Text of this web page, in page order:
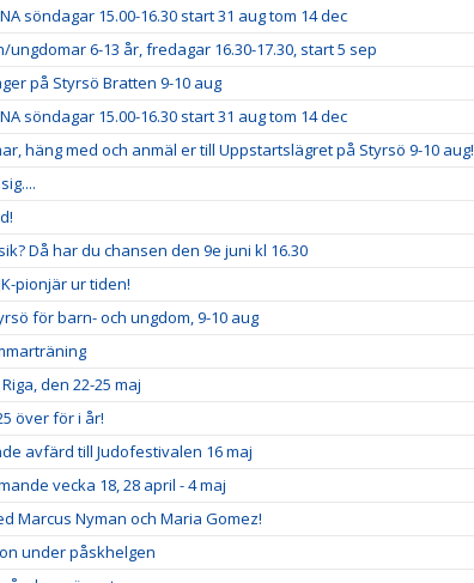
söndagar 15.00-16.30 start 31 aug tom 14 dec
6-13 år, fredagar 16.30-17.30, start 5 sep
på Styrsö Bratten 9-10 aug
söndagar 15.00-16.30 start 31 aug tom 14 dec
häng med och anmäl er till Uppstartslägret på Styrsö 9-10 aug!
Då har du chansen den 9e juni kl 16.30
pionjär ur tiden!
för barn- och ungdom, 9-10 aug
den 22-25 maj
över för i år!
avfärd till Judofestivalen 16 maj
vecka 18, 28 april - 4 maj
Marcus Nyman och Maria Gomez!
under påskhelgen